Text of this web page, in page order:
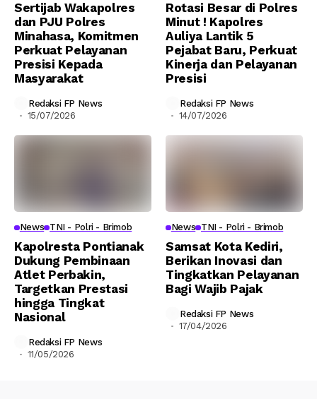
Sertijab Wakapolres
dan PJU Polres
Minahasa, Komitmen
Perkuat Pelayanan
Presisi Kepada
Masyarakat
Redaksi FP News
15/07/2026
Rotasi Besar di Polres
Minut ! Kapolres
Auliya Lantik 5
Pejabat Baru, Perkuat
Kinerja dan Pelayanan
Presisi
Redaksi FP News
14/07/2026
News TNI - Polri - Brimob
Kapolresta Pontianak
Dukung Pembinaan
Atlet Perbakin,
Targetkan Prestasi
hingga Tingkat
Nasional
Redaksi FP News
11/05/2026
News TNI - Polri - Brimob
Samsat Kota Kediri,
Berikan Inovasi dan
Tingkatkan Pelayanan
Bagi Wajib Pajak
Redaksi FP News
17/04/2026